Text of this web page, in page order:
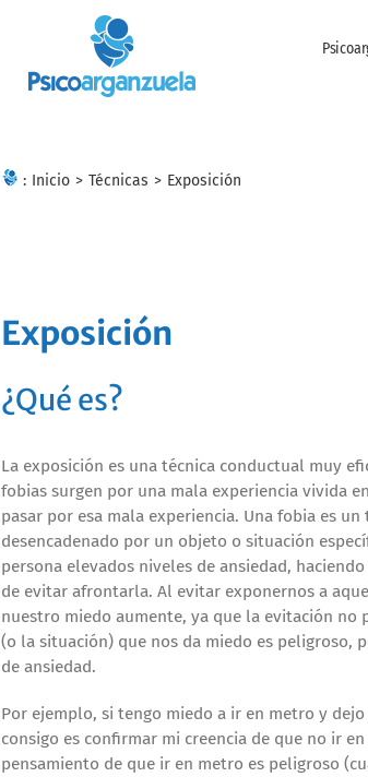
: Inicio > Técnicas > Exposición
Exposición
¿Qué es?
La exposición es una técnica conductual muy
fobias surgen por una mala experiencia vivida
pasar por esa mala experiencia. Una fobia es
desencadenado por un objeto o situación
persona elevados niveles de ansiedad,
de evitar afrontarla. Al evitar exponernos a
nuestro miedo aumente, ya que la evitación no
(o la situación) que nos da miedo es peligroso,
de ansiedad.
Por ejemplo, si tengo miedo a ir en metro y
consigo es confirmar mi creencia de que no ir
pensamiento de que ir en metro es peligroso